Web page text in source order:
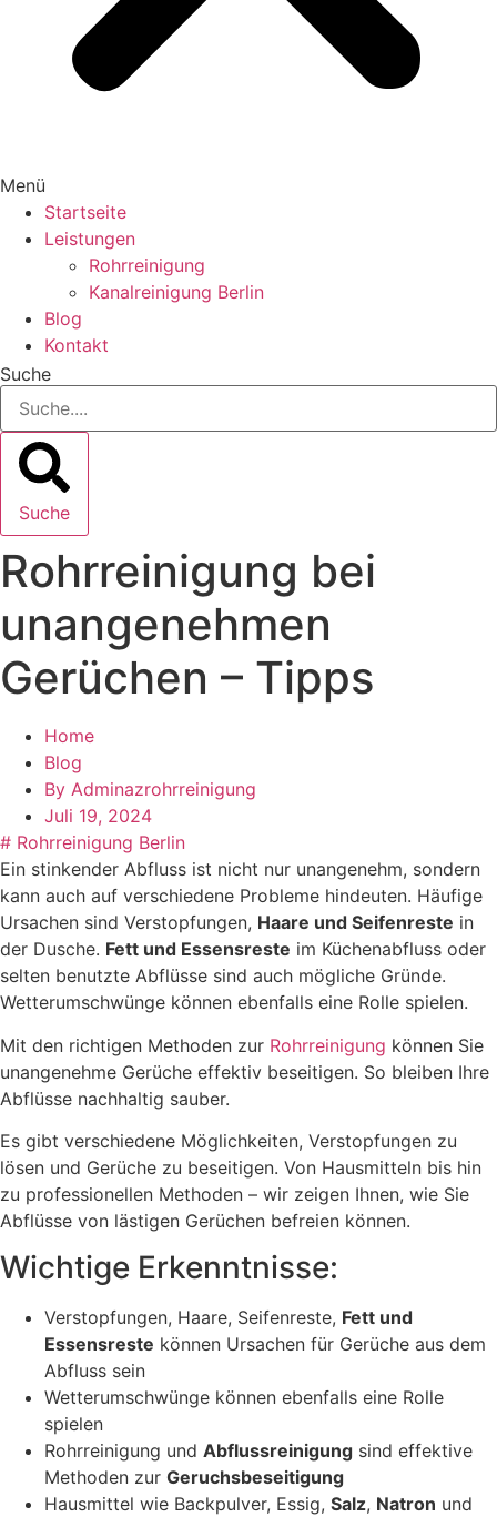
Menü
Startseite
Leistungen
Rohrreinigung
Kanalreinigung Berlin
Blog
Kontakt
Suche
Suche
Rohrreinigung bei
unangenehmen
Gerüchen – Tipps
Home
Blog
By Adminazrohrreinigung
Juli 19, 2024
# Rohrreinigung Berlin
Ein stinkender Abfluss ist nicht nur unangenehm, sondern
kann auch auf verschiedene Probleme hindeuten. Häufige
Ursachen sind Verstopfungen, Haare und Seifenreste in
der Dusche. Fett und Essensreste im Küchenabfluss oder
selten benutzte Abflüsse sind auch mögliche Gründe.
Wetterumschwünge können ebenfalls eine Rolle spielen.
Mit den richtigen Methoden zur Rohrreinigung können Sie
unangenehme Gerüche effektiv beseitigen. So bleiben Ihre
Abflüsse nachhaltig sauber.
Es gibt verschiedene Möglichkeiten, Verstopfungen zu
lösen und Gerüche zu beseitigen. Von Hausmitteln bis hin
zu professionellen Methoden – wir zeigen Ihnen, wie Sie
Abflüsse von lästigen Gerüchen befreien können.
Wichtige Erkenntnisse:
Verstopfungen, Haare, Seifenreste, Fett und
Essensreste können Ursachen für Gerüche aus dem
Abfluss sein
Wetterumschwünge können ebenfalls eine Rolle
spielen
Rohrreinigung und Abflussreinigung sind effektive
Methoden zur Geruchsbeseitigung
Hausmittel wie Backpulver, Essig, Salz, Natron und